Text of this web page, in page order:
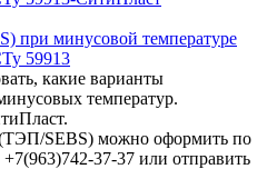
при минусовой температуре
59913
какие варианты
температур.
(ТЭП/SEBS) можно оформить по
+7(963)742-37-37 или отправить